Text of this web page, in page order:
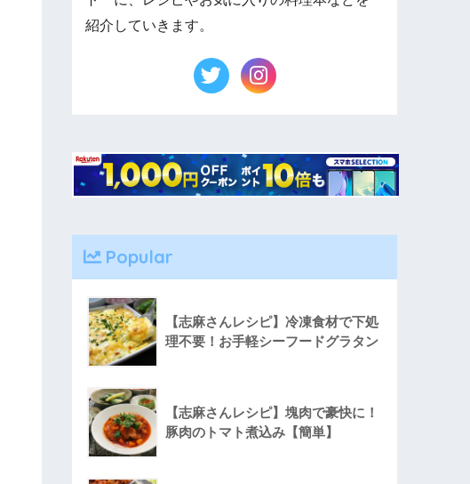
紹介していきます。
Popular
【志麻さんレシピ】冷凍食材で下処
理不要！お手軽シーフードグラタン
【志麻さんレシピ】塊肉で豪快に！
豚肉のトマト煮込み【簡単】